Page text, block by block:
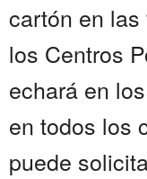
cartón en
los Centros
echará en
en todos los
puede